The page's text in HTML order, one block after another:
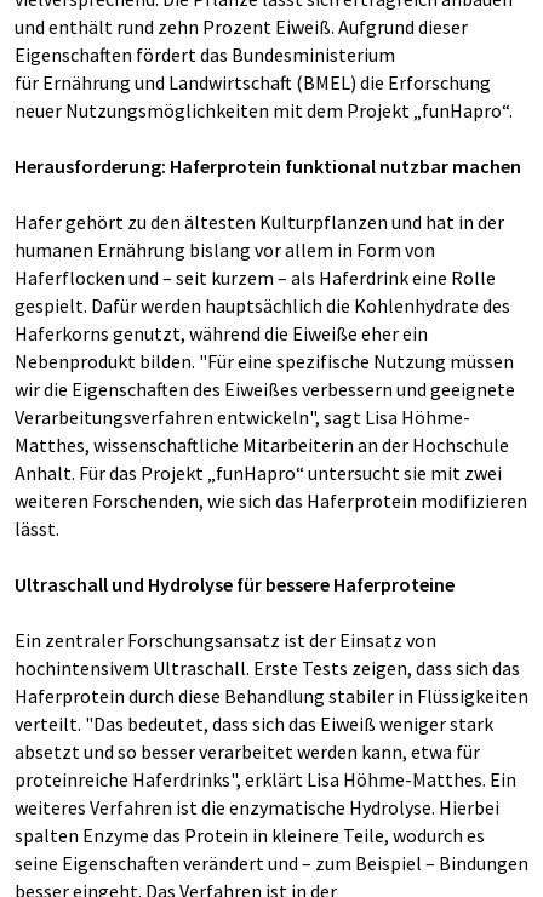
und enthält rund zehn Prozent Eiweiß. Aufgrund dieser
Eigenschaften fördert das Bundesministerium
für Ernährung und Landwirtschaft (BMEL) die Erforschung
neuer Nutzungsmöglichkeiten mit dem Projekt „funHapro“.
Herausforderung: Haferprotein funktional nutzbar machen
Hafer gehört zu den ältesten Kulturpflanzen und hat in der
humanen Ernährung bislang vor allem in Form von
Haferflocken und – seit kurzem – als Haferdrink eine Rolle
gespielt. Dafür werden hauptsächlich die Kohlenhydrate des
Haferkorns genutzt, während die Eiweiße eher ein
Nebenprodukt bilden. "Für eine spezifische Nutzung müssen
wir die Eigenschaften des Eiweißes verbessern und geeignete
Verarbeitungsverfahren entwickeln", sagt Lisa Höhme-
Matthes, wissenschaftliche Mitarbeiterin an der Hochschule
Anhalt. Für das Projekt „funHapro“ untersucht sie mit zwei
weiteren Forschenden, wie sich das Haferprotein modifizieren
lässt.
Ultraschall und Hydrolyse für bessere Haferproteine
Ein zentraler Forschungsansatz ist der Einsatz von
hochintensivem Ultraschall. Erste Tests zeigen, dass sich das
Haferprotein durch diese Behandlung stabiler in Flüssigkeiten
verteilt. "Das bedeutet, dass sich das Eiweiß weniger stark
absetzt und so besser verarbeitet werden kann, etwa für
proteinreiche Haferdrinks", erklärt Lisa Höhme-Matthes. Ein
weiteres Verfahren ist die enzymatische Hydrolyse. Hierbei
spalten Enzyme das Protein in kleinere Teile, wodurch es
seine Eigenschaften verändert und – zum Beispiel – Bindungen
besser eingeht. Das Verfahren ist in der